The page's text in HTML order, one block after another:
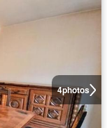
4photos